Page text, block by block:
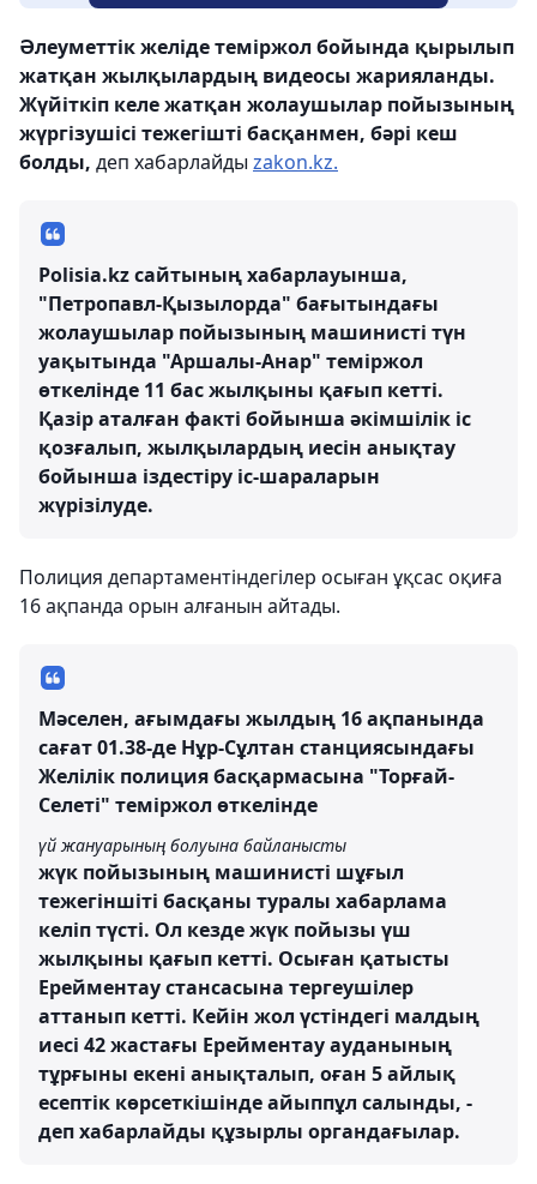
Әлеуметтік желіде теміржол бойында қырылып
жатқан жылқылардың видеосы жарияланды.
Жүйіткіп келе жатқан жолаушылар пойызының
жүргізушісі тежегішті басқанмен, бәрі кеш
болды, деп хабарлайды zakon.kz.
Polisia.kz сайтының хабарлауынша,
"Петропавл-Қызылорда" бағытындағы
жолаушылар пойызының машинисті түн
уақытында "Аршалы-Анар" теміржол
өткелінде 11 бас жылқыны қағып кетті.
Қазір аталған факті бойынша әкімшілік іс
қозғалып, жылқылардың иесін анықтау
бойынша іздестіру іс-шараларын
жүрізілуде.
Полиция департаментіндегілер осыған ұқсас оқиға
16 ақпанда орын алғанын айтады.
Мәселен, ағымдағы жылдың 16 ақпанында
сағат 01.38-де Нұр-Сұлтан станциясындағы
Желілік полиция басқармасына "Торғай-
Селеті" теміржол өткелінде
үй жануарының болуына байланысты
жүк пойызының машинисті шұғыл
тежегіншіті басқаны туралы хабарлама
келіп түсті. Ол кезде жүк пойызы үш
жылқыны қағып кетті. Осыған қатысты
Ерейментау стансасына тергеушілер
аттанып кетті. Кейін жол үстіндегі малдың
иесі 42 жастағы Ерейментау ауданының
тұрғыны екені анықталып, оған 5 айлық
есептік көрсеткішінде айыппұл салынды, -
деп хабарлайды құзырлы органдағылар.